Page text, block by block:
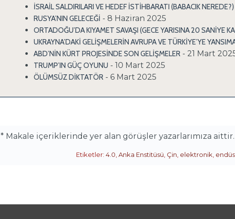
İSRAİL SALDIRILARI VE HEDEF İSTİHBARATI (BABACIK NEREDE?)
RUSYA’NIN GELECEĞİ - 8 Haziran 2025
ORTADOĞU’DA KIYAMET SAVAŞI (GECE YARISINA 20 SANİYE
UKRAYNA’DAKİ GELİŞMELERİN AVRUPA VE TÜRKİYE’YE
ABD’NİN KÜRT PROJESİNDE SON GELİŞMELER - 21 Mart
TRUMP’IN GÜÇ OYUNU - 10 Mart 2025
ÖLÜMSÜZ DİKTATÖR - 6 Mart 2025
* Makale içeriklerinde yer alan görüşler yazarlarımıza
Etiketler: 4.0 Anka Enstitüsü Çin elektronik